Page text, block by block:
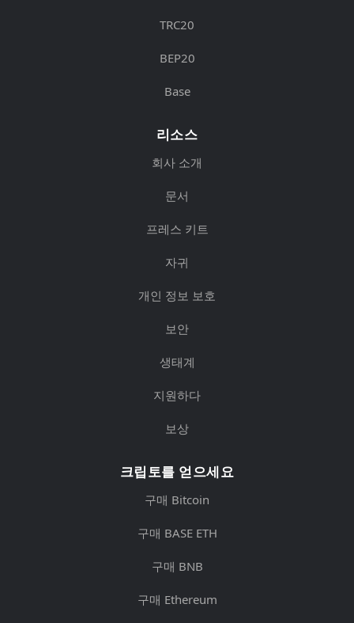
TRC20
BEP20
Base
리소스
회사 소개
문서
프레스 키트
자귀
개인 정보 보호
보안
생태계
지원하다
보상
크립토를 얻으세요
구매 Bitcoin
구매 BASE ETH
구매 BNB
구매 Ethereum